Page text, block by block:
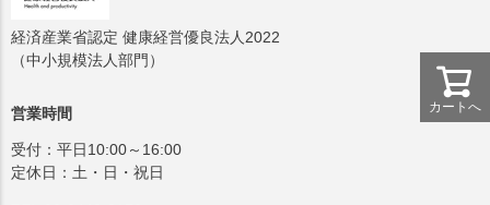
カートへ
経済産業省認定 健康経営優良法人2022
（中小規模法人部門）
営業時間
受付：平日10:00～16:00
定休日：土・日・祝日